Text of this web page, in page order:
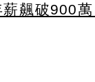
飆破900